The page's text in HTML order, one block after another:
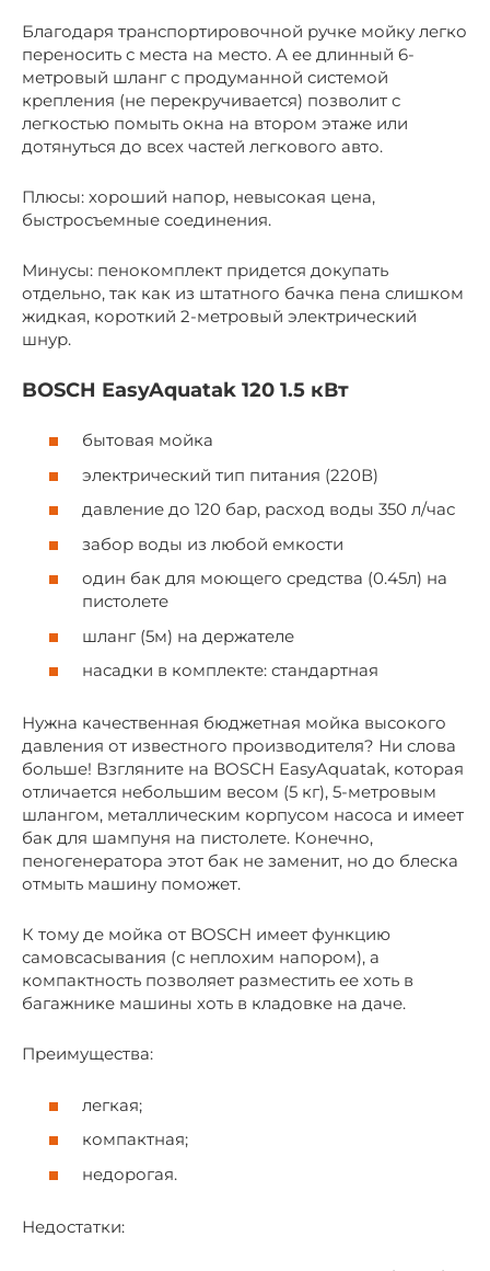
Благодаря транспортировочной ручке мойку легко
переносить с места на место. А ее длинный 6-
метровый шланг с продуманной системой
крепления (не перекручивается) позволит с
легкостью помыть окна на втором этаже или
дотянуться до всех частей легкового авто.
Плюсы: хороший напор, невысокая цена,
быстросъемные соединения.
Минусы: пенокомплект придется докупать
отдельно, так как из штатного бачка пена слишком
жидкая, короткий 2-метровый электрический
шнур.
BOSCH EasyAquatak 120 1.5 кВт
бытовая мойка
электрический тип питания (220В)
давление до 120 бар, расход воды 350 л/час
забор воды из любой емкости
один бак для моющего средства (0.45л) на
пистолете
шланг (5м) на держателе
насадки в комплекте: стандартная
Нужна качественная бюджетная мойка высокого
давления от известного производителя? Ни слова
больше! Взгляните на BOSCH EasyAquatak, которая
отличается небольшим весом (5 кг), 5-метровым
шлангом, металлическим корпусом насоса и имеет
бак для шампуня на пистолете. Конечно,
пеногенератора этот бак не заменит, но до блеска
отмыть машину поможет.
К тому де мойка от BOSCH имеет функцию
самовсасывания (с неплохим напором), а
компактность позволяет разместить ее хоть в
багажнике машины хоть в кладовке на даче.
Преимущества:
легкая;
компактная;
недорогая.
Недостатки: